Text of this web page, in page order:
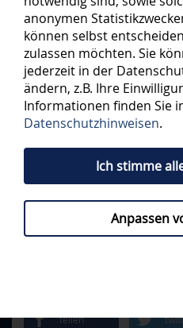
Brett Brochu und die
//
teilen
anonymen
können selbst
zulassen möchten. Sie
jederzeit in der
ändern, z.B. Ihre
Informationen finden Sie
Datenschutzhinweisen.
Ich stimme
Anpassen